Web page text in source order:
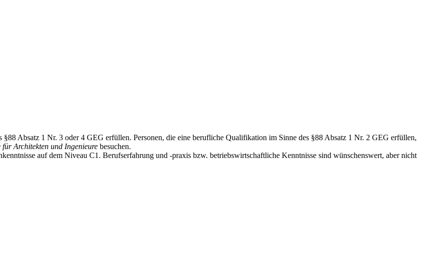
Absatz 1 Nr. 3 oder 4 GEG erfüllen. Personen, die eine berufliche Qualifikation im Sinne des §88 Absatz 1 Nr. 2 GEG erfüllen,
für Architekten und Ingenieure besuchen.
auf dem Niveau C1. Berufserfahrung und -praxis bzw. betriebswirtschaftliche Kenntnisse sind wünschenswert, aber nicht